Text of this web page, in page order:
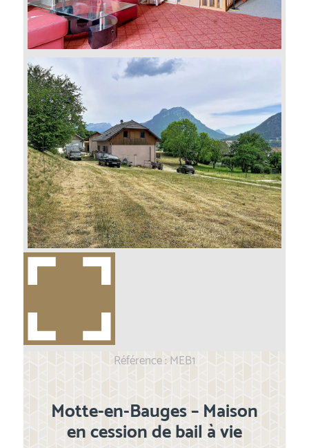
Référence : MEB1
Motte-en-Bauges – Maison
en cession de bail à vie